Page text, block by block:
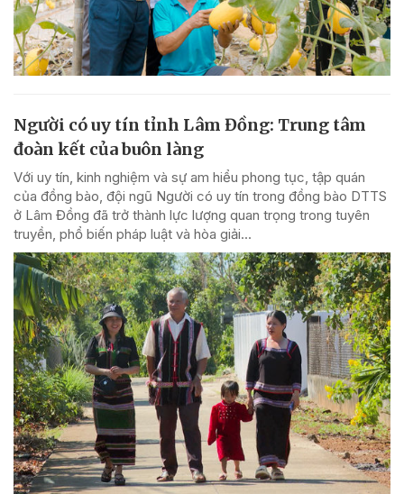
Người có uy tín tỉnh Lâm Đồng: Trung tâm
đoàn kết của buôn làng
Với uy tín, kinh nghiệm và sự am hiểu phong tục, tập quán
của đồng bào, đội ngũ Người có uy tín trong đồng bào DTTS
ở Lâm Đồng đã trở thành lực lượng quan trọng trong tuyên
truyền, phổ biến pháp luật và hòa giải...